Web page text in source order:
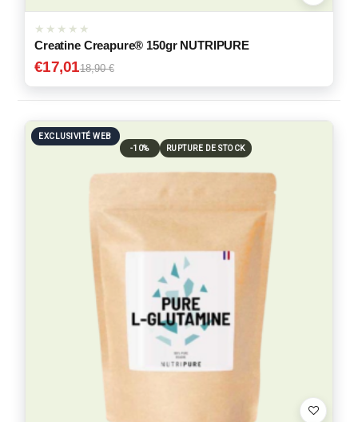
Creatine Creapure® 150gr NUTRIPURE
€17,0118,90 €
EXCLUSIVITÉ WEB
-10%
RUPTURE DE STOCK